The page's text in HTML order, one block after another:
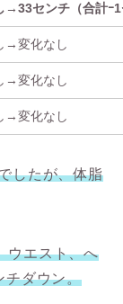
センチ（合計ｰ1
→変化なし
→変化なし
→変化なし
したが、体脂
ウエスト、へ
チダウン。